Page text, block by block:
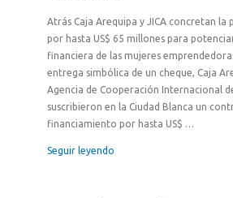
Atrás Caja Arequipa y JICA concretan la
por hasta US$ 65 millones para
financiera de las mujeres
entrega simbólica de un cheque, Caja
Agencia de Cooperación Internacional
suscribieron en la Ciudad Blanca un
financiamiento por hasta US$ …
Seguir leyendo